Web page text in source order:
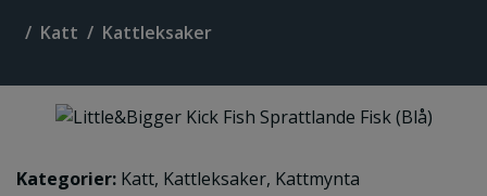
Katt Kattleksaker
Kategorier: Katt, Kattleksaker, Kattmynta